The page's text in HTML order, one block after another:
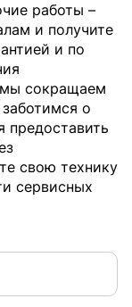
работы –
и получите
и по
мы сокращаем
о
предоставить
свою технику
сервисных